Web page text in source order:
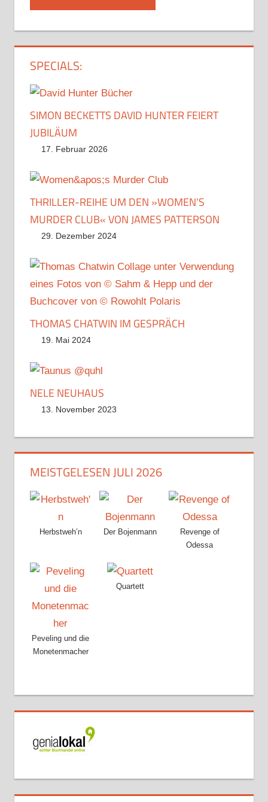
SPECIALS:
SIMON BECKETTS DAVID HUNTER FEIERT
JUBILÄUM
17. Februar 2026
THRILLER-REIHE UM DEN »WOMEN’S
MURDER CLUB« VON JAMES PATTERSON
29. Dezember 2024
THOMAS CHATWIN IM GESPRÄCH
19. Mai 2024
NELE NEUHAUS
13. November 2023
MEISTGELESEN JULI 2026
Herbstweh’n Der Bojenmann
Revenge of
Odessa
Peveling und die
Monetenmacher
Quartett